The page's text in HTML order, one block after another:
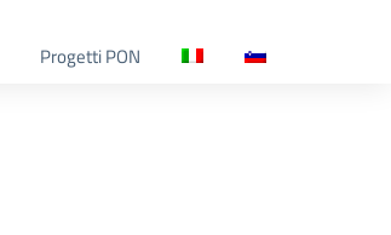
Progetti PON